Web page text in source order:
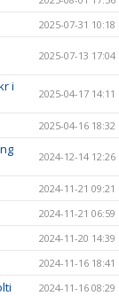
2025-07-31 10:18
2025-07-13 17:04
i
2025-04-17 14:11
2025-04-16 18:32
2024-12-14 12:26
2024-11-21 09:21
2024-11-21 06:59
2024-11-20 14:39
2024-11-16 18:41
2024-11-16 08:29